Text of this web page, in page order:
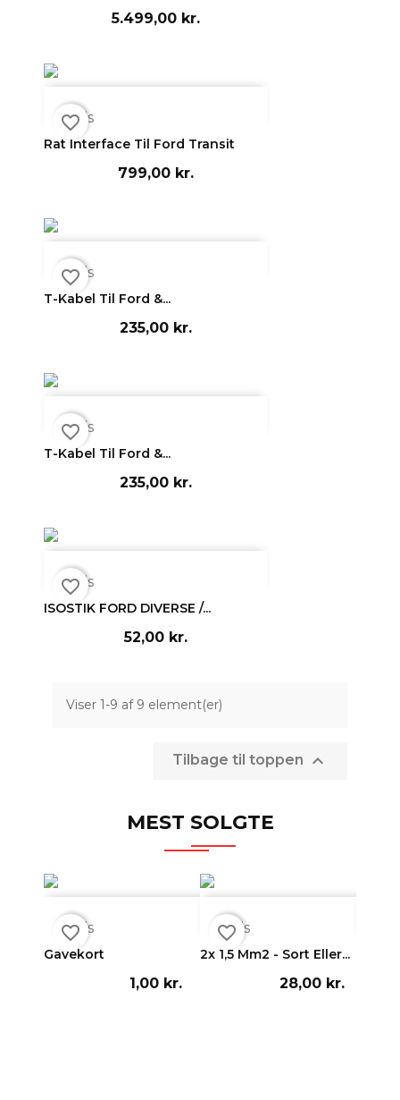
5.499,00 kr.
Vis
Rat Interface Til Ford Transit
799,00 kr.
favorite_border
Vis
T-Kabel Til Ford &...
235,00 kr.
favorite_border
Vis
T-Kabel Til Ford &...
235,00 kr.
favorite_border
Vis
ISOSTIK FORD DIVERSE /...
52,00 kr.
favorite_border
Viser 1-9 af 9 element(er)
Tilbage til toppen 
MEST SOLGTE
Vis
Gavekort
1,00 kr.
favorite_border Vis
2x 1,5 Mm2 - Sort Eller...
28,00 kr.
favorite_border